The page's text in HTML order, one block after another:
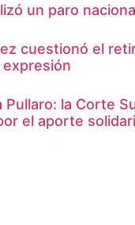
un paro
cuestionó el
Pullaro: la Corte
el aporte